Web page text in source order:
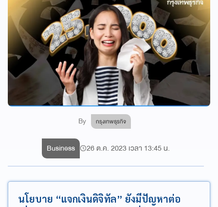
By กรุงเทพธุรกิจ
Business 26 ต.ค. 2023 เวลา 13:45 น.
นโยบาย “แจกเงินดิจิทัล” ยังมีปัญหาต่อ